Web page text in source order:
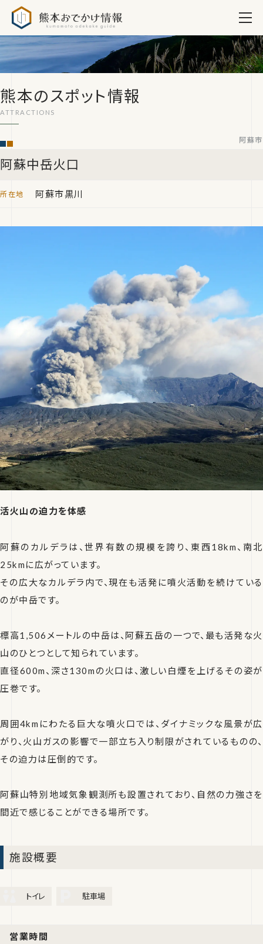
熊本のスポット情報
阿蘇中岳火口
阿蘇市
阿蘇市黒川
活火山の迫力を体感
阿蘇のカルデラは、世界有数の規模を誇り、東西18km、南北
25kmに広がっています。
その広大なカルデラ内で、現在も活発に噴火活動を続けている
のが中岳です。
標高1,506メートルの中岳は、阿蘇五岳の一つで、最も活発な火
山のひとつとして知られています。
直径600m、深さ130mの火口は、激しい白煙を上げるその姿が
圧巻です。
周囲4kmにわたる巨大な噴火口では、ダイナミックな風景が広
がり、火山ガスの影響で一部立ち入り制限がされているものの、
その迫力は圧倒的です。
阿蘇山特別地域気象観測所も設置されており、自然の力強さを
間近で感じることができる場所です。
施設概要
トイレ 駐車場
営業時間